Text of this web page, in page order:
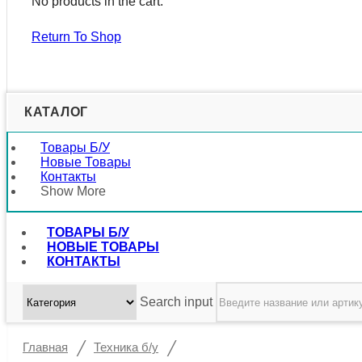
Return To Shop
КАТАЛОГ
Товары Б/у
Новые Товары
Контакты
Show More
ТОВАРЫ Б/У
НОВЫЕ ТОВАРЫ
КОНТАКТЫ
Search input
Главная / Техника б/у /